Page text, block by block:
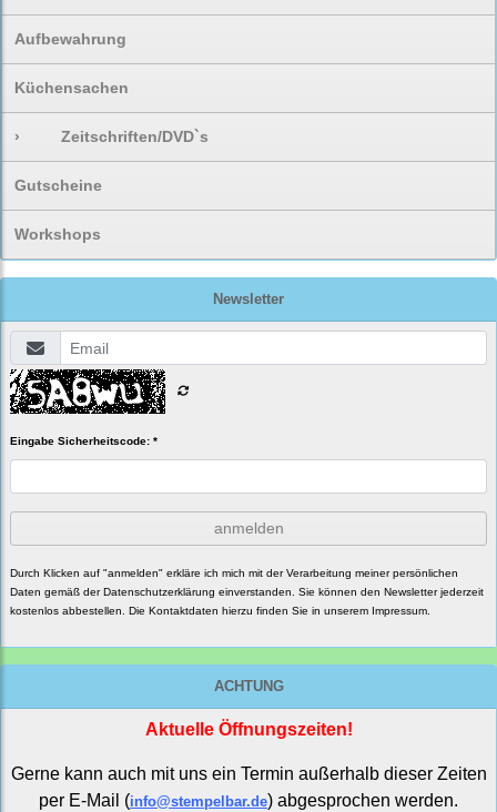
Aufbewahrung
Küchensachen
› Zeitschriften/DVD`s
Gutscheine
Workshops
Newsletter
Eingabe Sicherheitscode: *
anmelden
Durch Klicken auf "anmelden" erkläre ich mich mit der Verarbeitung meiner persönlichen
Daten gemäß der Datenschutzerklärung einverstanden. Sie können den Newsletter jederzeit
kostenlos abbestellen. Die Kontaktdaten hierzu finden Sie in unserem Impressum.
ACHTUNG
Aktuelle Öffnungszeiten!
Gerne kann auch mit uns ein Termin außerhalb dieser Zeiten
per E-Mail (info@stempelbar.de) abgesprochen werden.